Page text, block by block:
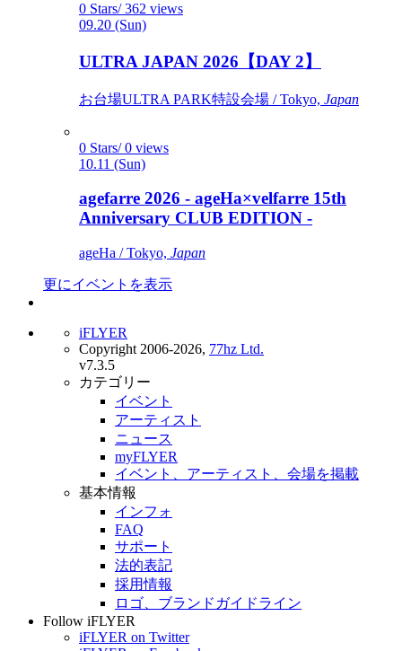
0 Stars/ 362 views
09.20 (Sun)
ULTRA JAPAN 2026【DAY 2】
お台場ULTRA PARK特設会場 / Tokyo, Japan
0 Stars/ 0 views
10.11 (Sun)
agefarre 2026 - ageHa×velfarre 15th
Anniversary CLUB EDITION -
ageHa / Tokyo, Japan
更にイベントを表示
iFLYER
Copyright 2006-2026, 77hz Ltd.
v7.3.5
カテゴリー
イベント
アーティスト
ニュース
myFLYER
イベント、アーティスト、会場を掲載
基本情報
インフォ
FAQ
サポート
法的表記
採用情報
ロゴ、ブランドガイドライン
Follow iFLYER
iFLYER on Twitter